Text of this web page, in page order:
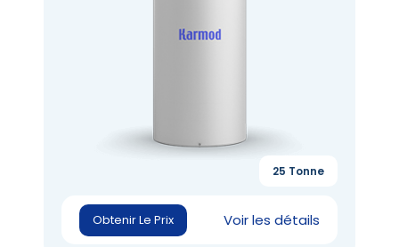
Obtenir Le Prix Voir les détails
25 Tonne